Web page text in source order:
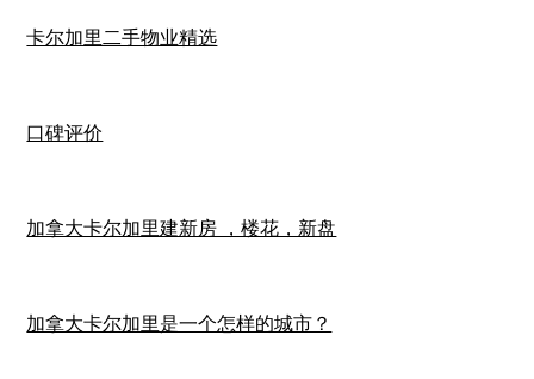
卡尔加里二手物业精选
口碑评价
加拿大卡尔加里建新房 ，楼花，新盘
加拿大卡尔加里是一个怎样的城市？